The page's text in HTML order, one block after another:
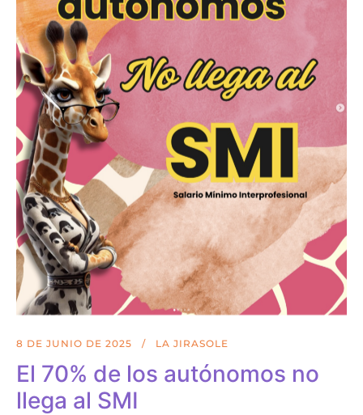
8 DE JUNIO DE 2025 LA JIRASOLE
El 70% de los autónomos no
llega al SMI